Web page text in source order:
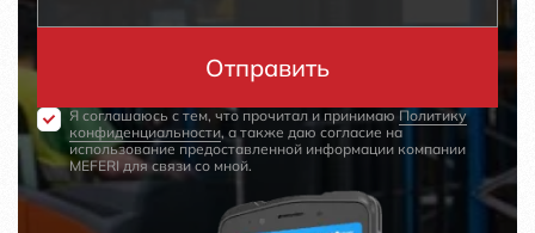
Я соглашаюсь с тем, что прочитал и принимаю Политику
конфиденциальности, а также даю согласие на
использование предоставленной информации компании
MEFERI для связи со мной.